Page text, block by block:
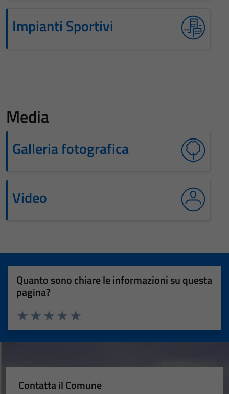
Impianti Sportivi
Media
Galleria fotografica
Video
Quanto sono chiare le informazioni su questa
pagina?
Valuta 5 stelle su 5
Valuta 4 stelle su 5
Valuta 3 stelle su 5
Valuta 2 stelle su 5
Valuta 1 stelle su 5
Contatta il Comune